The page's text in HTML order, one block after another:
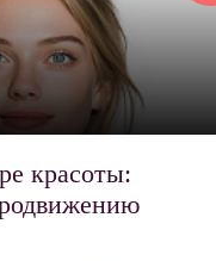
красоты: